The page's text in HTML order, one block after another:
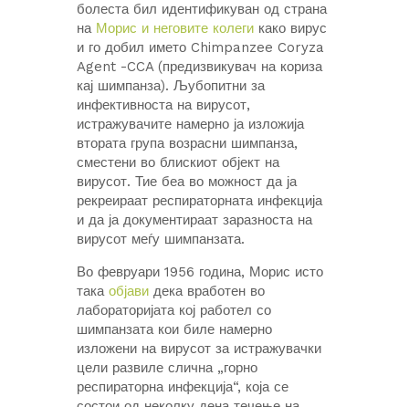
болеста бил идентификуван од страна
на Морис и неговите колеги како вирус
и го добил името Chimpanzee Coryza
Agent -CCA (предизвикувач на кориза
кај шимпанза). Љубопитни за
инфективноста на вирусот,
истражувачите намерно ја изложија
втората група возрасни шимпанза,
сместени во блискиот објект на
вирусот. Тие беа во можност да ја
рекреираат респираторната инфекција
и да ја документираат заразноста на
вирусот меѓу шимпанзата.
Во февруари 1956 година, Морис исто
така објави дека вработен во
лабораторијата кој работел со
шимпанзата кои биле намерно
изложени на вирусот за истражувачки
цели развиле слична „горно
респираторна инфекција“, која се